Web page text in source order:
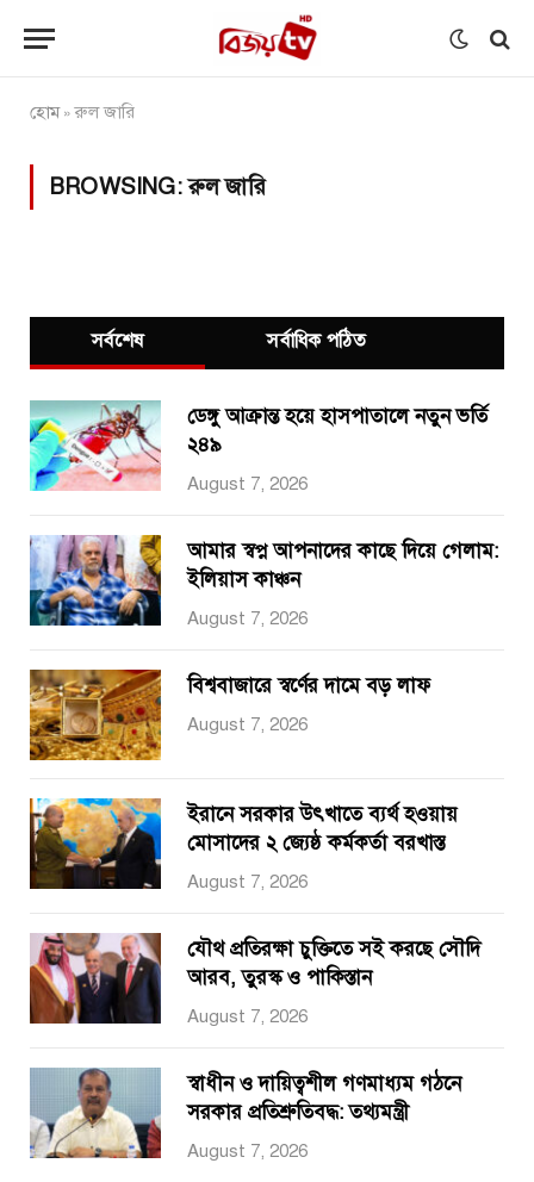
হোম»রুল জারি
BROWSING:রুল জারি
সর্বশেষ সর্বাধিক পঠিত
ডেঙ্গু আক্রান্ত হয়ে হাসপাতালে নতুন ভর্তি
২৪৯
August 7, 2026
আমার স্বপ্ন আপনাদের কাছে দিয়ে গেলাম:
ইলিয়াস কাঞ্চন
August 7, 2026
বিশ্ববাজারে স্বর্ণের দামে বড় লাফ
August 7, 2026
ইরানে সরকার উৎখাতে ব্যর্থ হওয়ায়
মোসাদের ২ জ্যেষ্ঠ কর্মকর্তা বরখাস্ত
August 7, 2026
যৌথ প্রতিরক্ষা চুক্তিতে সই করছে সৌদি
আরব, তুরস্ক ও পাকিস্তান
August 7, 2026
স্বাধীন ও দায়িত্বশীল গণমাধ্যম গঠনে
সরকার প্রতিশ্রুতিবদ্ধ: তথ্যমন্ত্রী
August 7, 2026